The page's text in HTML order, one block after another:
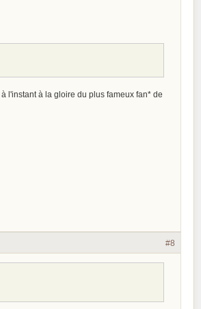
l'instant à la gloire du plus fameux fan* de
#8